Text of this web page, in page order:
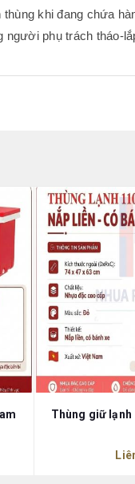
thùng khi đang chứa
người phụ trách tháo-
Thùng giữ lạnh